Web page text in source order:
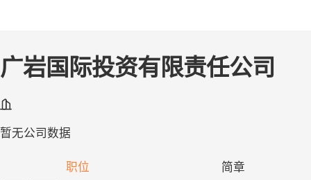
广岩国际投资有限责任公司
暂无公司数据
职位 简章